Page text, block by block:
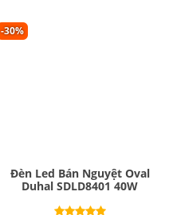
-30%
Đèn Led Bán Nguyệt Oval
Duhal SDLD8401 40W